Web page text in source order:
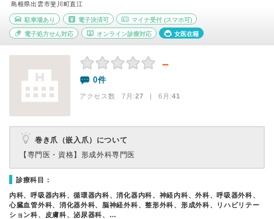
島根県出雲市斐川町直江
駐車場あり 電子決済可 マイナ受付 (スマホ可)
電子処方せん対応 オンライン診療対応 女医在籍
－
0件
アクセス数 7月:27 | 6月:41
巻き爪（嵌入爪）について
【専門医・資格】 形成外科専門医
診療科目：
内科、呼吸器内科、循環器内科、消化器内科、神経内科、外科、呼吸器外科、
心臓血管外科、消化器外科、脳神経外科、整形外科、形成外科、リハビリテー
ション科、皮膚科、泌尿器科、…